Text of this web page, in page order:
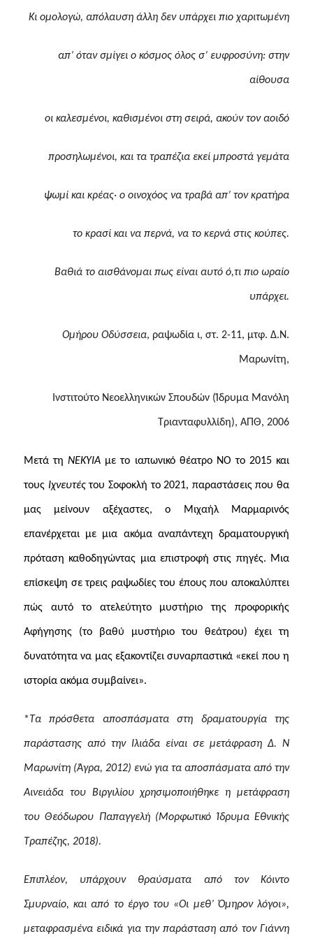
Κι ομολογώ, απόλαυση άλλη δεν υπάρχει πιο χαριτωμένη
απ’ όταν σμίγει ο κόσμος όλος σ’ ευφροσύνη: στην
αίθουσα
οι καλεσμένοι, καθισμένοι στη σειρά, ακούν τον αοιδό
προσηλωμένοι, και τα τραπέζια εκεί μπροστά γεμάτα
ψωμί και κρέας· ο οινοχόος να τραβά απ’ τον κρατήρα
το κρασί και να περνά, να το κερνά στις κούπες.
Βαθιά το αισθάνομαι πως είναι αυτό ό,τι πιο ωραίο
υπάρχει.
Ομήρου Οδύσσεια, ραψωδία ι, στ. 2-11, μτφ. Δ.Ν.
Μαρωνίτη,
Ινστιτούτο Νεοελληνικών Σπουδών (Ίδρυμα Μανόλη
Τριανταφυλλίδη), ΑΠΘ, 2006
Μετά τηΝΕΚΥΙΑ με το ιαπωνικό θέατρο ΝΟ το 2015 και
τους Ιχνευτέςτου Σοφοκλή το 2021, παραστάσεις που θα
μας μείνουν αξέχαστες, ο Μιχαήλ Μαρμαρινός
επανέρχεται με μια ακόμα αναπάντεχη δραματουργική
πρόταση καθοδηγώντας μια επιστροφή στις πηγές. Μια
επίσκεψη σε τρεις ραψωδίες του έπους που αποκαλύπτει
πώς αυτό το ατελεύτητο μυστήριο της προφορικής
Αφήγησης (το βαθύ μυστήριο του θεάτρου) έχει τη
δυνατότητα να μας εξακοντίζει συναρπαστικά «εκεί που η
ιστορία ακόμα συμβαίνει».
*Τα πρόσθετα αποσπάσματα στη δραματουργία της
παράστασης από την Ιλιάδα είναι σε μετάφραση Δ. Ν
Μαρωνίτη (Άγρα, 2012) ενώ για τα αποσπάσματα από την
Αινειάδα του Βιργιλίου χρησιμοποιήθηκε η μετάφραση
του Θεόδωρου Παπαγγελή (Μορφωτικό Ίδρυμα Εθνικής
Τραπέζης, 2018).
Επιπλέον, υπάρχουν θραύσματα από τον Κόιντο
Σμυρναίο, και από το έργο του «Οι μεθ’ Όμηρον λόγοι»,
μεταφρασμένα ειδικά για την παράσταση από τον Γιάννη